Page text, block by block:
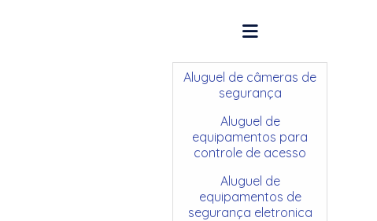
Aluguel de câmeras de
segurança
Aluguel de
equipamentos para
controle de acesso
Aluguel de
equipamentos de
segurança eletronica